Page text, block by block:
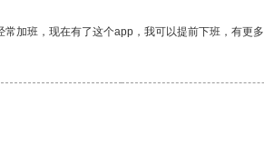
加班，现在有了这个app，我可以提前下班，有更多